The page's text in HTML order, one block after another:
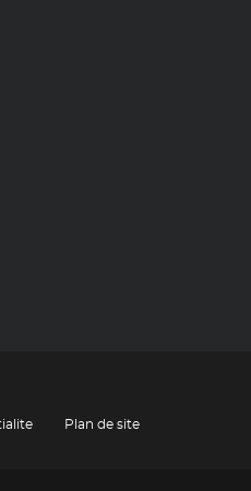
Plan de site